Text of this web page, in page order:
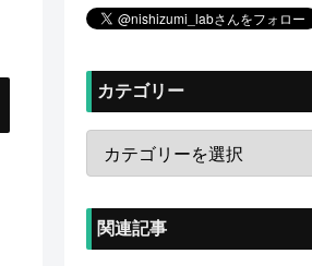
カテゴリー
関連記事